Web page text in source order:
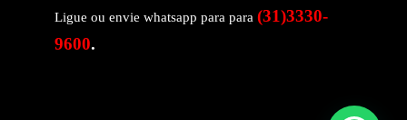
Ligue ou envie whatsapp para para (31)3330-
9600.